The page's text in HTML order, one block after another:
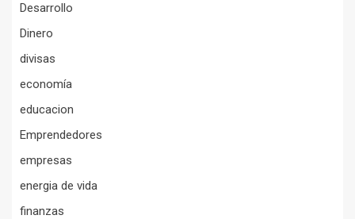
Desarrollo
Dinero
divisas
economía
educacion
Emprendedores
empresas
energia de vida
finanzas